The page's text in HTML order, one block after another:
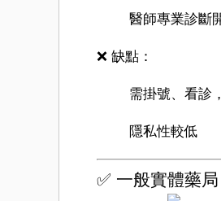
醫師專業診斷
❌ 缺點：
需掛號、看診
隱私性較低
✅ 一般實體藥局